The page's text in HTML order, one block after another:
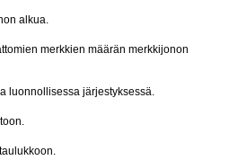
alkua.
merkkien määrän merkkijonon
luonnollisessa järjestyksessä.